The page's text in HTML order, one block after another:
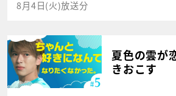
8月4日(火)放送分
夏色の雲が
きおこす